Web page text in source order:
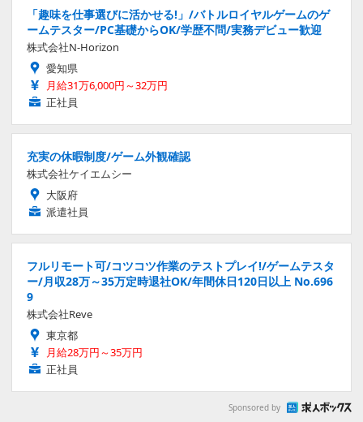
「趣味を仕事選びに活かせる!」/バトルロイヤルゲームのゲ
ームテスター/PC基礎からOK/学歴不問/実務デビュー歓迎
株式会社N-Horizon
愛知県
月給31万6,000円～32万円
正社員
充実の休暇制度/ゲーム外観確認
株式会社ケイエムシー
大阪府
派遣社員
フルリモート可/コツコツ作業のテストプレイ!/ゲームテスタ
ー/月収28万～35万定時退社OK/年間休日120日以上 No.696
9
株式会社Reve
東京都
月給28万円～35万円
正社員
Sponsored by